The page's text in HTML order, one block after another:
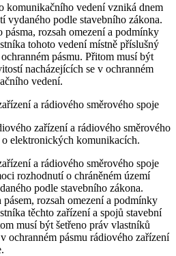
komunikačního vedení vzniká dnem
vydaného podle stavebního zákona.
pásma, rozsah omezení a podmínky
tohoto vedení místně příslušný
pásmu. Přitom musí být
nacházejících se v ochranném
vedení.
a rádiového směrového spoje
zařízení a rádiového směrového
elektronických komunikacích.
a rádiového směrového spoje
rozhodnutí o chráněném území
podle stavebního zákona.
rozsah omezení a podmínky
těchto zařízení a spojů stavební
musí být šetřeno práv vlastníků
ochranném pásmu rádiového zařízení